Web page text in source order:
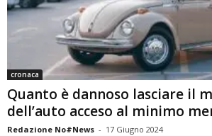
cronaca
Quanto è dannoso lasciare il
dell’auto acceso al minimo
Redazione No#News - 17 Giugno 2024